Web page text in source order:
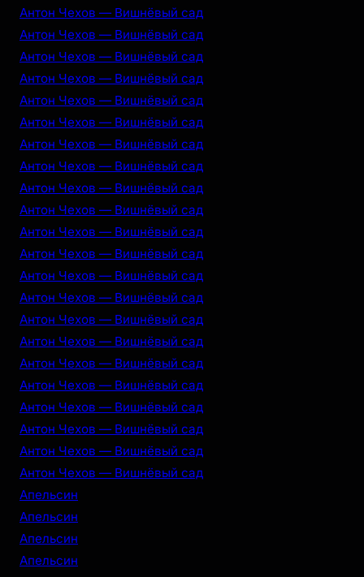
Антон Чехов — Вишнёвый сад
Антон Чехов — Вишнёвый сад
Антон Чехов — Вишнёвый сад
Антон Чехов — Вишнёвый сад
Антон Чехов — Вишнёвый сад
Антон Чехов — Вишнёвый сад
Антон Чехов — Вишнёвый сад
Антон Чехов — Вишнёвый сад
Антон Чехов — Вишнёвый сад
Антон Чехов — Вишнёвый сад
Антон Чехов — Вишнёвый сад
Антон Чехов — Вишнёвый сад
Антон Чехов — Вишнёвый сад
Антон Чехов — Вишнёвый сад
Антон Чехов — Вишнёвый сад
Антон Чехов — Вишнёвый сад
Антон Чехов — Вишнёвый сад
Антон Чехов — Вишнёвый сад
Антон Чехов — Вишнёвый сад
Антон Чехов — Вишнёвый сад
Антон Чехов — Вишнёвый сад
Антон Чехов — Вишнёвый сад
Апельсин
Апельсин
Апельсин
Апельсин